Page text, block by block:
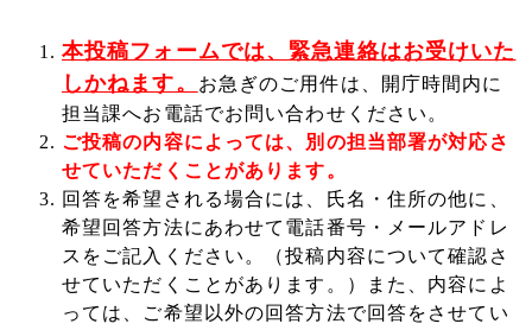
本投稿フォームでは、緊急連絡はお受けいた
しかねます。
お急ぎのご用件は、開庁時間内に
担当課へお電話でお問い合わせください。
ご投稿の内容によっては、別の担当部署が対応さ
せていただくことがあります。
回答を希望される場合には、氏名・住所の他に、
希望回答方法にあわせて電話番号・メールアドレ
スをご記入ください。（投稿内容について確認さ
せていただくことがあります。）また、内容によ
っては、ご希望以外の回答方法で回答をさせてい